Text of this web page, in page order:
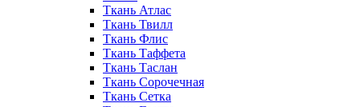
Ткань Атлас
Ткань Твилл
Ткань Флис
Ткань Таффета
Ткань Таслан
Ткань Сорочечная
Ткань Сетка